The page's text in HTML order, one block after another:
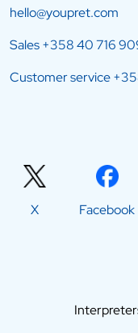
hello@youpret.com
Sales+358 40 716
Customer service
X Facebook